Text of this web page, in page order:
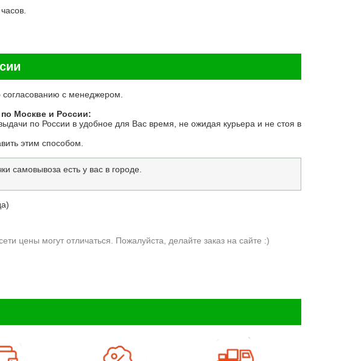
часов.
согласованию с менеджером.
Москве и России:
по России в удобное для Вас время, не ожидая курьера и не стоя в
этим способом.
самовывоза есть у вас в городе.
цены могут отличаться. Пожалуйста, делайте заказ на сайте :)